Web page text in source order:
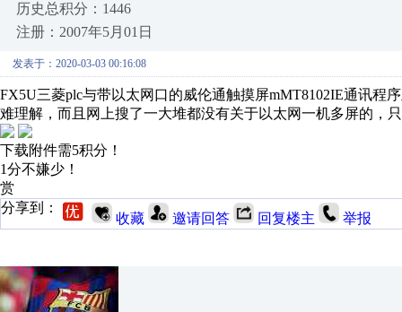
历史总积分：1446
注册：2007年5月01日
发表于：2020-03-03 00:16:08
FX5U三菱plc与带以太网口的威伦通触摸屏mMT8102IE通讯程
难理解，而且网上搜了一大堆都没有关于以太网一机多屏的，
下载附件需5积分！
1分不嫌少！
赏
分享到：
收藏 邀请回答 回复楼主 举报